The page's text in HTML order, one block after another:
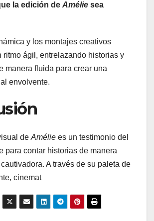
la edición de Amélie sea
y los montajes creativos
ritmo ágil, entrelazando historias y
manera fluida para crear una
envolvente.
de Amélie es un testimonio del
para contar historias de manera
A través de su paleta de
cinemat